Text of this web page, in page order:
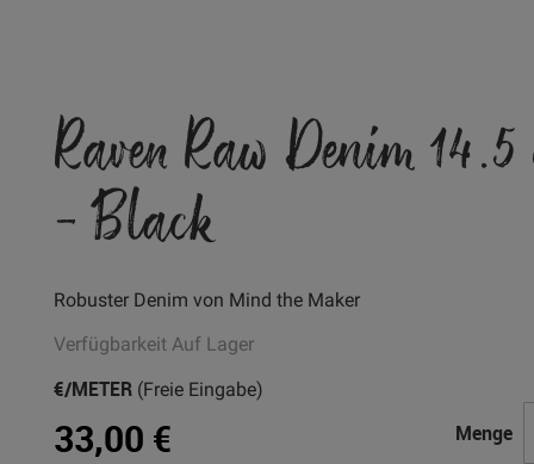
Raven Raw Denim
- Black
Robuster Denim von Mind the Maker
VerfügbarkeitAuf Lager
33,00 €
€/METER (Freie Eingabe)
Menge